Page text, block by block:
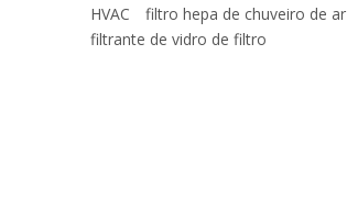
HVAC
filtro hepa de chuveiro de ar
filtrante de vidro de filtro